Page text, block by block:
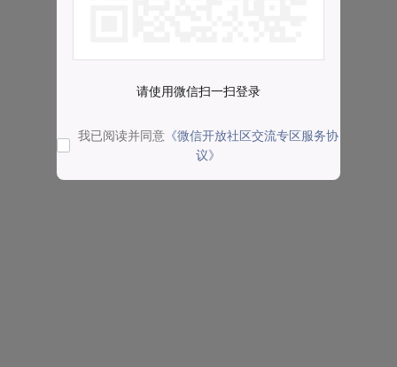
请使用微信扫一扫登录
我已阅读并同意 《微信开放社区交流专区服务协
议》